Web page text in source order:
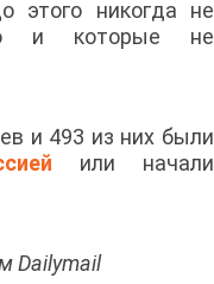
этого никогда не
и которые не
и 493 из них были
или начали
Dailymail